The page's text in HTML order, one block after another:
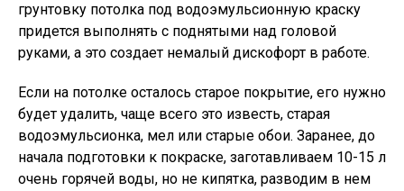
грунтовку потолка под водоэмульсионную краску
придется выполнять с поднятыми над головой
руками, а это создает немалый дискофорт в работе.
Если на потолке осталось старое покрытие, его нужно
будет удалить, чаще всего это известь, старая
водоэмульсионка, мел или старые обои. Заранее, до
начала подготовки к покраске, заготавливаем 10-15 л
очень горячей воды, но не кипятка, разводим в нем